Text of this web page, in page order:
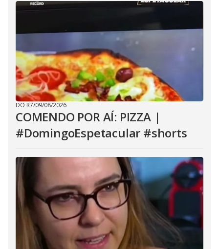
DO R7/09/08/2026
COMENDO POR AÍ: PIZZA |
#DomingoEspetacular #shorts